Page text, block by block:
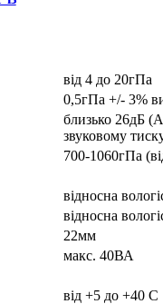
від 4 до 20гПа
0,5гПа +/- 3%
близько 26дБ
звуковому
700-1060гПа
відносна
відносна
22мм
макс. 40ВА
від +5 до +40 С